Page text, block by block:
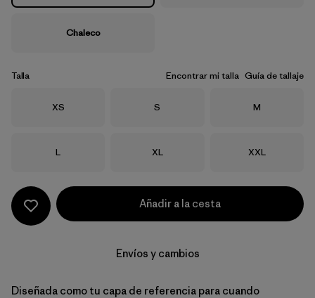
Chaleco
Talla Encontrar mi talla Guía de tallaje
Talla
XS Talla
S Talla
M
Talla
L Talla
XL Talla
XXL
Añadir a la cesta
Envíos y cambios
Diseñada como tu capa de referencia para cuando